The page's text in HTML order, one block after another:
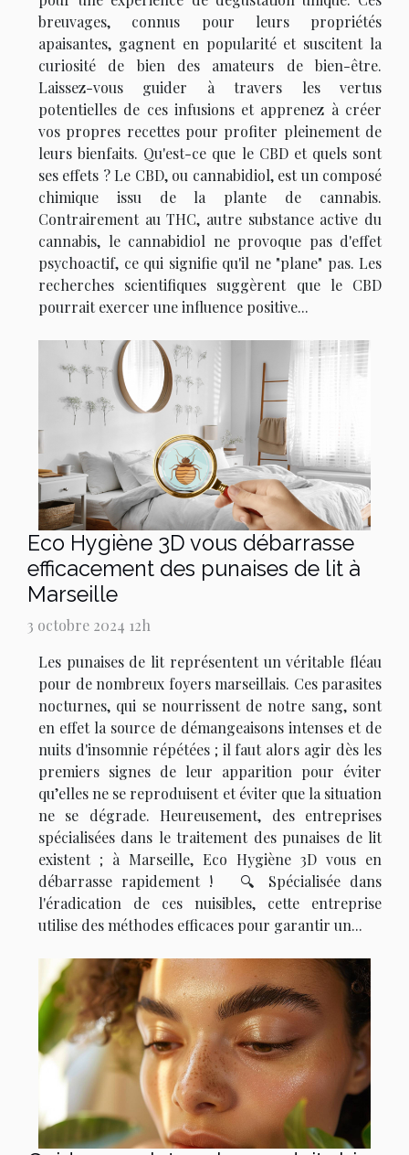
breuvages, connus pour leurs propriétés
apaisantes, gagnent en popularité et suscitent la
curiosité de bien des amateurs de bien-être.
Laissez-vous guider à travers les vertus
potentielles de ces infusions et apprenez à créer
vos propres recettes pour profiter pleinement de
leurs bienfaits. Qu'est-ce que le CBD et quels sont
ses effets ? Le CBD, ou cannabidiol, est un composé
chimique issu de la plante de cannabis.
Contrairement au THC, autre substance active du
cannabis, le cannabidiol ne provoque pas d'effet
psychoactif, ce qui signifie qu'il ne "plane" pas. Les
recherches scientifiques suggèrent que le CBD
pourrait exercer une influence positive...
Eco Hygiène 3D vous débarrasse
efficacement des punaises de lit à
Marseille
3 octobre 2024 12h
Les punaises de lit représentent un véritable fléau
pour de nombreux foyers marseillais. Ces parasites
nocturnes, qui se nourrissent de notre sang, sont
en effet la source de démangeaisons intenses et de
nuits d'insomnie répétées ; il faut alors agir dès les
premiers signes de leur apparition pour éviter
qu’elles ne se reproduisent et éviter que la situation
ne se dégrade. Heureusement, des entreprises
spécialisées dans le traitement des punaises de lit
existent ; à Marseille, Eco Hygiène 3D vous en
débarrasse rapidement ! 🔍 Spécialisée dans
l'éradication de ces nuisibles, cette entreprise
utilise des méthodes efficaces pour garantir un...